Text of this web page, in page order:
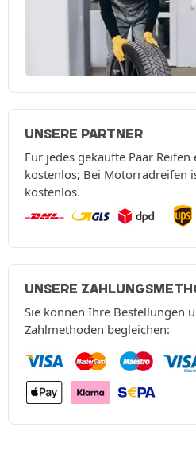
UNSERE PARTNER
Für jedes gekaufte Paar
kostenlos; Bei Motorradreifen
kostenlos.
UNSERE
Sie können Ihre Bestellungen
Zahlmethoden begleichen: